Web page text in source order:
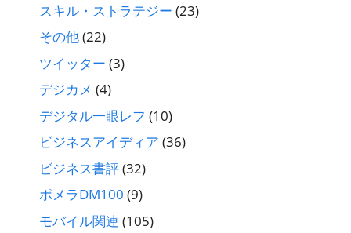
スキル・ストラテジー (23)
その他(22)
ツイッター (3)
デジカメ (4)
デジタル一眼レフ (10)
ビジネスアイディア (36)
ビジネス書評(32)
ポメラDM100 (9)
モバイル関連 (105)